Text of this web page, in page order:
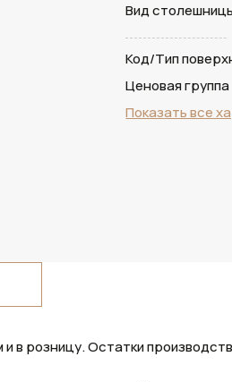
Вид
Код/Тип
Ценовая группа
Показать все
в розницу. Остатки